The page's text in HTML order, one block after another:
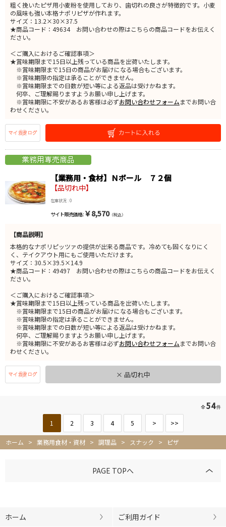
粗く挽いたピザ用小麦粉を使用しており、歯切れの良さが特徴的です。小麦
の風味も強い本格ナポリピザが作れます。
サイズ：13.2×30×37.5
★商品コード：49634 お問い合わせの際はこちらの商品コードをお伝えく
ださい。
＜ご購入におけるご確認事項＞
★賞味期限まで15日以上残っている商品を出荷いたします。
※賞味期限まで15日の商品がお届けになる場合もございます。
※賞味期限の指定は承ることができません。
※賞味期限までの日数が短い等による返品は受けかねます。
何卒、ご理解賜りますようお願い申し上げます。
※賞味期限に不安があるお客様は必ずお問い合わせフォームまでお問い合
わせください。
【業務用・食材】Ｎボール ７２個
【品切れ中】
在庫状況 : 0
サイト販売価格 : ￥8,570（税込）
【商品説明】
本格的なナポリピッツァの提供が出来る商品です。冷めても固くなりにく
く、テイクアウト用にもご使用いただけます。
サイズ：30.5×39.5×14.9
★商品コード：49497 お問い合わせの際はこちらの商品コードをお伝えく
ださい。
＜ご購入におけるご確認事項＞
★賞味期限まで15日以上残っている商品を出荷いたします。
※賞味期限まで15日の商品がお届けになる場合もございます。
※賞味期限の指定は承ることができません。
※賞味期限までの日数が短い等による返品は受けかねます。
何卒、ご理解賜りますようお願い申し上げます。
※賞味期限に不安があるお客様は必ずお問い合わせフォームまでお問い合
わせください。
× 品切れ中
全54件
1 2 3 4 5 > >>
ホーム > 業務用食材・資材 > 調理品 > スナック > ピザ
PAGE TOPへ
ホーム ご利用ガイド